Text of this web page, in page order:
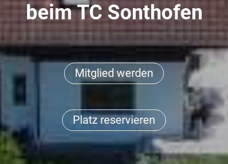
beim TC Sonthofen
Mitglied werden
Platz reservieren